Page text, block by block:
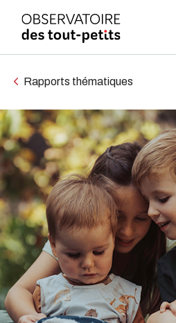
Thématiques
Explorer les
Publications
Actualités
À propos
Rapports thématiques